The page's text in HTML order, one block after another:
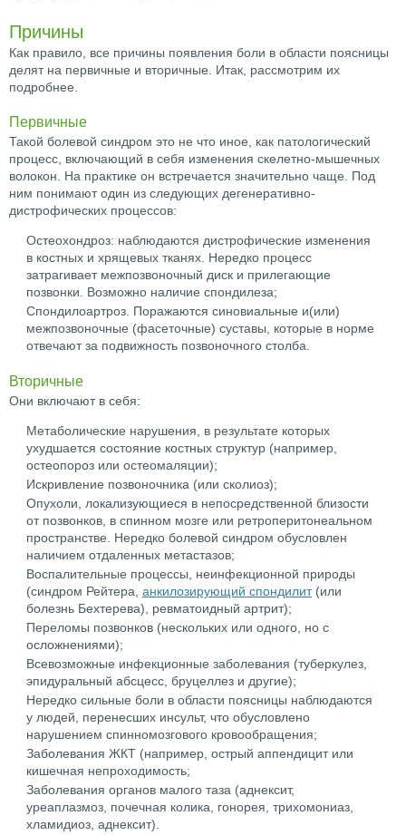
Причины
Как правило, все причины появления боли в области поясницы
делят на первичные и вторичные. Итак, рассмотрим их
подробнее.
Первичные
Такой болевой синдром это не что иное, как патологический
процесс, включающий в себя изменения скелетно-мышечных
волокон. На практике он встречается значительно чаще. Под
ним понимают один из следующих дегенеративно-
дистрофических процессов:
Остеохондроз: наблюдаются дистрофические изменения
в костных и хрящевых тканях. Нередко процесс
затрагивает межпозвоночный диск и прилегающие
позвонки. Возможно наличие спондилеза;
Спондилоартроз. Поражаются синовиальные и(или)
межпозвоночные (фасеточные) суставы, которые в норме
отвечают за подвижность позвоночного столба.
Вторичные
Они включают в себя:
Метаболические нарушения, в результате которых
ухудшается состояние костных структур (например,
остеопороз или остеомаляции);
Искривление позвоночника (или сколиоз);
Опухоли, локализующиеся в непосредственной близости
от позвонков, в спинном мозге или ретроперитонеальном
пространстве. Нередко болевой синдром обусловлен
наличием отдаленных метастазов;
Воспалительные процессы, неинфекционной природы
(синдром Рейтера, анкилозирующий спондилит(или
болезнь Бехтерева), ревматоидный артрит);
Переломы позвонков (нескольких или одного, но с
осложнениями);
Всевозможные инфекционные заболевания (туберкулез,
эпидуральный абсцесс, бруцеллез и другие);
Нередко сильные боли в области поясницы наблюдаются
у людей, перенесших инсульт, что обусловлено
нарушением спинномозгового кровообращения;
Заболевания ЖКТ (например, острый аппендицит или
кишечная непроходимость;
Заболевания органов малого таза (аднексит,
уреаплазмоз, почечная колика, гонорея, трихомониаз,
хламидиоз, аднексит).